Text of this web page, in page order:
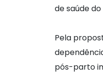
de saúde do
Pela
pós-parto